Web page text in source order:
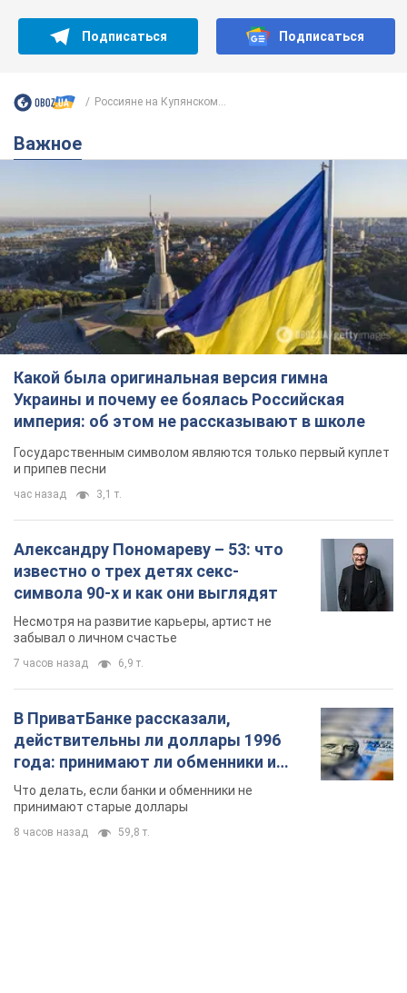
Подписаться Подписаться
Россияне на Купянском...
Важное
Какой была оригинальная версия гимна
Украины и почему ее боялась Российская
империя: об этом не рассказывают в школе
Государственным символом являются только первый куплет
и припев песни
час назад 3,1 т.
Александру Пономареву – 53: что
известно о трех детях секс-
символа 90-х и как они выглядят
Несмотря на развитие карьеры, артист не
забывал о личном счастье
7 часов назад 6,9 т.
В ПриватБанке рассказали,
действительны ли доллары 1996
года: принимают ли обменники и
банки такие купюры
Что делать, если банки и обменники не
принимают старые доллары
8 часов назад 59,8 т.